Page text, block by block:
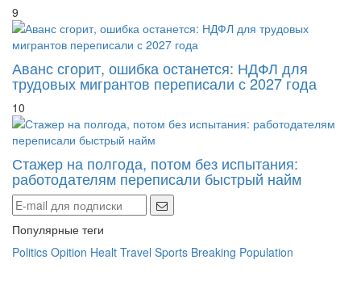
9
Аванс сгорит, ошибка останется: НДФЛ для
трудовых мигрантов переписали с 2027 года
10
Стажер на полгода, потом без испытания:
работодателям переписали быстрый найм
Популярные теги
Politics Opition Healt Travel Sports Breaking Population